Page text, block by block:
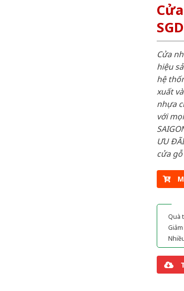
SGD
Cửa
hiệu
hệ
xuất
nhựa
với
ƯU
cửa
Quà